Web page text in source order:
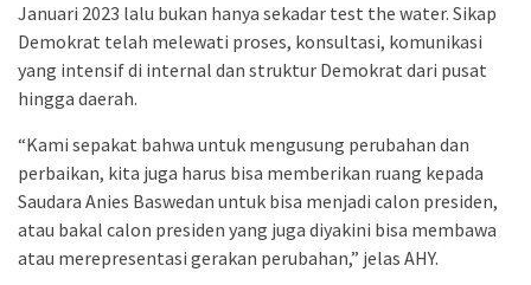
Januari 2023 lalu bukan hanya sekadar test the water. Sikap
Demokrat telah melewati proses, konsultasi, komunikasi
yang intensif di internal dan struktur Demokrat dari pusat
hingga daerah.
“Kami sepakat bahwa untuk mengusung perubahan dan
perbaikan, kita juga harus bisa memberikan ruang kepada
Saudara Anies Baswedan untuk bisa menjadi calon presiden,
atau bakal calon presiden yang juga diyakini bisa membawa
atau merepresentasi gerakan perubahan,” jelas AHY.